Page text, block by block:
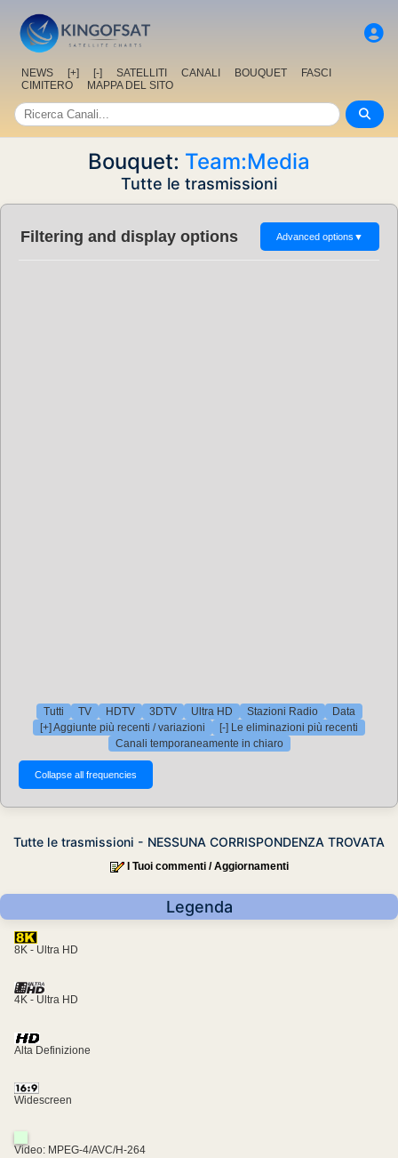
NEWS [+] [-] SATELLITI CANALI BOUQUET
FASCI
CIMITERO
MAPPA DEL SITO
Bouquet: Team:Media
Tutte le trasmissioni
Filtering and display options Advanced options ▼
Tutti TV HDTV 3DTV Ultra HD Stazioni Radio
Data
[+] Aggiunte più recenti / variazioni
[-] Le eliminazioni più recenti
Canali temporaneamente in chiaro
Tutte le trasmissioni - NESSUNA CORRISPONDENZA TROVATA
I Tuoi commenti / Aggiornamenti
Legenda
8K - Ultra HD
4K - Ultra HD
Alta Definizione
Widescreen
Video: MPEG-4/AVC/H-264